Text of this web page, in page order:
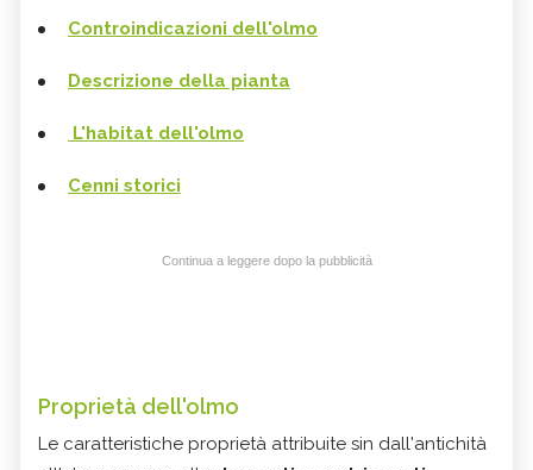
Controindicazioni dell'olmo
Descrizione della pianta
L'habitat dell'olmo
Cenni storici
Continua a leggere dopo la pubblicità
Proprietà dell'olmo
Le caratteristiche proprietà attribuite sin dall'antichità